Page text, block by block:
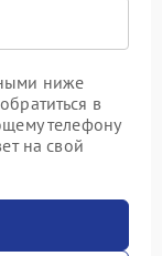
ниже
в
телефону
на свой